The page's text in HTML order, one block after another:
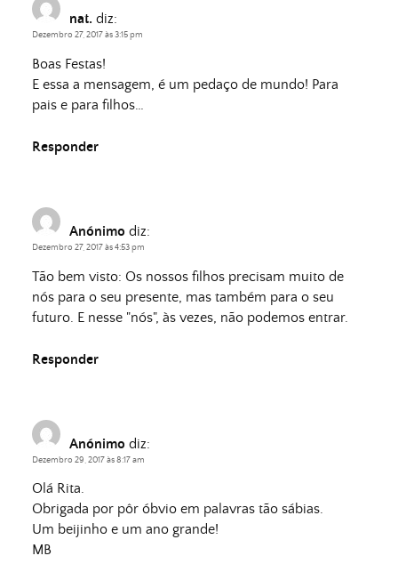
nat. diz:
Dezembro 27, 2017 às 3:15 pm
Boas Festas!
E essa a mensagem, é um pedaço de mundo! Para
pais e para filhos…
Responder
Anónimo diz:
Dezembro 27, 2017 às 4:53 pm
Tão bem visto: Os nossos filhos precisam muito de
nós para o seu presente, mas também para o seu
futuro. E nesse "nós", às vezes, não podemos entrar.
Responder
Anónimo diz:
Dezembro 29, 2017 às 8:17 am
Olá Rita.
Obrigada por pôr óbvio em palavras tão sábias.
Um beijinho e um ano grande!
MB